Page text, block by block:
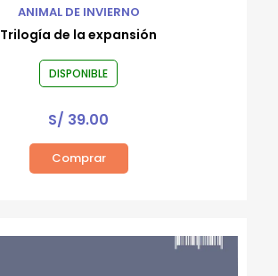
ANIMAL DE INVIERNO
Trilogía de la expansión
DISPONIBLE
S/ 39.00
Comprar